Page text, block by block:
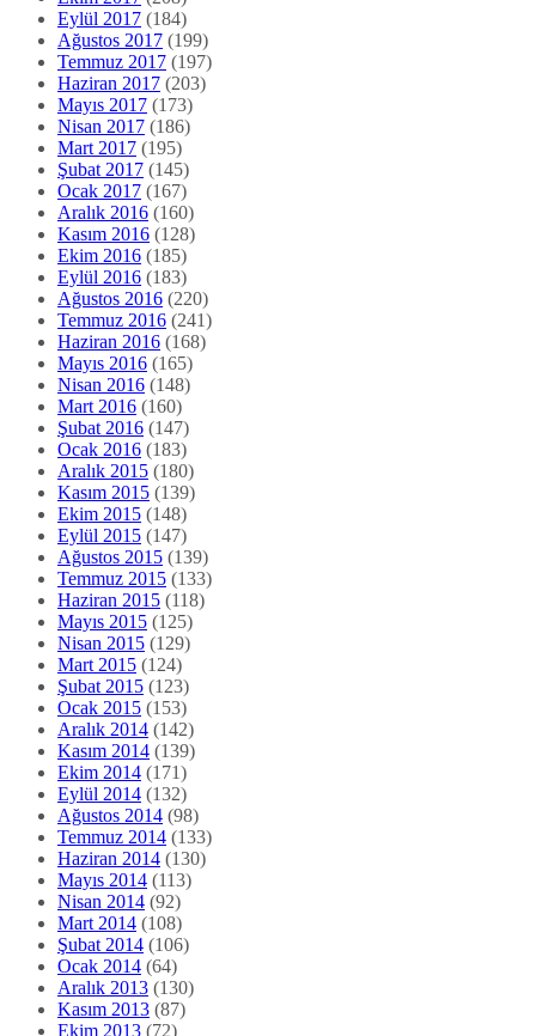
Eylül 2017 (184)
Ağustos 2017 (199)
Temmuz 2017 (197)
Haziran 2017 (203)
Mayıs 2017 (173)
Nisan 2017 (186)
Mart 2017 (195)
Şubat 2017 (145)
Ocak 2017 (167)
Aralık 2016 (160)
Kasım 2016 (128)
Ekim 2016 (185)
Eylül 2016 (183)
Ağustos 2016 (220)
Temmuz 2016 (241)
Haziran 2016 (168)
Mayıs 2016 (165)
Nisan 2016 (148)
Mart 2016 (160)
Şubat 2016 (147)
Ocak 2016 (183)
Aralık 2015 (180)
Kasım 2015 (139)
Ekim 2015 (148)
Eylül 2015 (147)
Ağustos 2015 (139)
Temmuz 2015 (133)
Haziran 2015 (118)
Mayıs 2015 (125)
Nisan 2015 (129)
Mart 2015 (124)
Şubat 2015 (123)
Ocak 2015 (153)
Aralık 2014 (142)
Kasım 2014 (139)
Ekim 2014 (171)
Eylül 2014 (132)
Ağustos 2014 (98)
Temmuz 2014 (133)
Haziran 2014 (130)
Mayıs 2014 (113)
Nisan 2014 (92)
Mart 2014 (108)
Şubat 2014 (106)
Ocak 2014 (64)
Aralık 2013 (130)
Kasım 2013 (87)
Ekim 2013 (72)